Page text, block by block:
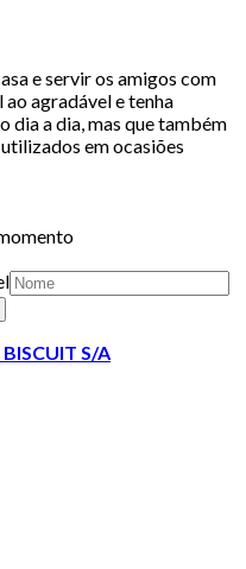
e servir os amigos com
agradável e tenha
dia a dia, mas que também
em ocasiões
BISCUIT S/A